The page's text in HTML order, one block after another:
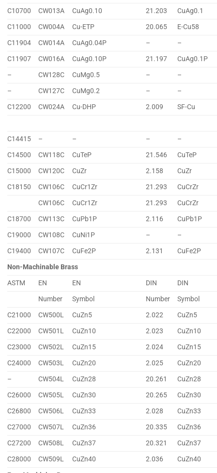
C10700
CW013A CuAg0.10 21.203
CuAg0.1
C11000
CW004A Cu-ETP 20.065
E-Cu58
C11904
CW014A CuAg0.04P –
–
C11907
CW016A CuAg0.10P 21.197
CuAg0.1P
–
CW128C CuMg0.5 –
–
–
CW127C CuMg0.2 –
–
C12200
CW024A Cu-DHP 2.009 SF-Cu
C14415 – – –
–
C14500
CW118C CuTeP 21.546
CuTeP
C15000
CW120C CuZr 2.158
CuZr
C18150
CW106C CuCr1Zr 21.293
CuCrZr
CW106C
CuCr1Zr 21.293
CuCrZr
C18700
CW113C CuPb1P 2.116
CuPb1P
C19000
CW108C CuNi1P –
–
C19400
CW107C CuFe2P 2.131
CuFe2P
Non-Machinable Brass
ASTM
EN EN DIN
DIN
Number
Symbol Number
Symbol
C21000
CW500L CuZn5 2.022
CuZn5
C22000
CW501L CuZn10 2.023
CuZn10
C23000
CW502L CuZn15 2.024
CuZn15
C24000
CW503L CuZn20 2.025
CuZn20
–
CW504L CuZn28 20.261
CuZn28
C26000
CW505L CuZn30 20.265
CuZn30
C26800
CW506L CuZn33 2.028
CuZn33
C27000
CW507L CuZn36 20.335
CuZn36
C27200
CW508L CuZn37 20.321
CuZn37
C28000
CW509L CuZn40 2.036
CuZn40